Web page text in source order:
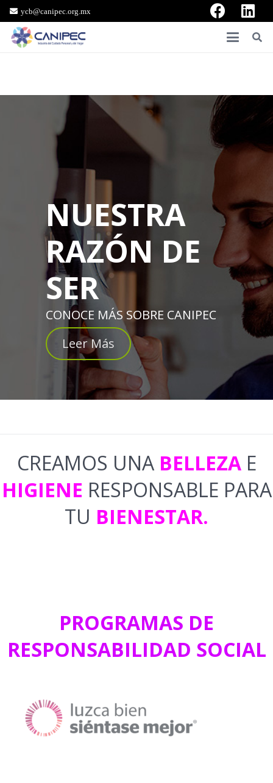
ycb@canipec.org.mx
NUESTRA
RAZÓN DE
SER
CONOCE MÁS SOBRE CANIPEC
Leer Más
CREAMOS UNA BELLEZAE
HIGIENE RESPONSABLE PARA
TU BIENESTAR.
PROGRAMAS DE
RESPONSABILIDAD SOCIAL